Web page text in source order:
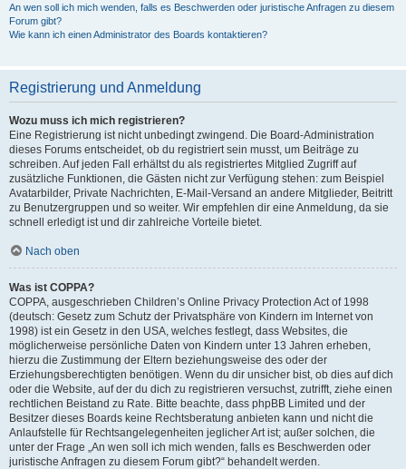
An wen soll ich mich wenden, falls es Beschwerden oder juristische Anfragen zu diesem
Forum gibt?
Wie kann ich einen Administrator des Boards kontaktieren?
Registrierung und Anmeldung
Wozu muss ich mich registrieren?
Eine Registrierung ist nicht unbedingt zwingend. Die Board-Administration
dieses Forums entscheidet, ob du registriert sein musst, um Beiträge zu
schreiben. Auf jeden Fall erhältst du als registriertes Mitglied Zugriff auf
zusätzliche Funktionen, die Gästen nicht zur Verfügung stehen: zum Beispiel
Avatarbilder, Private Nachrichten, E-Mail-Versand an andere Mitglieder, Beitritt
zu Benutzergruppen und so weiter. Wir empfehlen dir eine Anmeldung, da sie
schnell erledigt ist und dir zahlreiche Vorteile bietet.
Nach oben
Was ist COPPA?
COPPA, ausgeschrieben Children’s Online Privacy Protection Act of 1998
(deutsch: Gesetz zum Schutz der Privatsphäre von Kindern im Internet von
1998) ist ein Gesetz in den USA, welches festlegt, dass Websites, die
möglicherweise persönliche Daten von Kindern unter 13 Jahren erheben,
hierzu die Zustimmung der Eltern beziehungsweise des oder der
Erziehungsberechtigten benötigen. Wenn du dir unsicher bist, ob dies auf dich
oder die Website, auf der du dich zu registrieren versuchst, zutrifft, ziehe einen
rechtlichen Beistand zu Rate. Bitte beachte, dass phpBB Limited und der
Besitzer dieses Boards keine Rechtsberatung anbieten kann und nicht die
Anlaufstelle für Rechtsangelegenheiten jeglicher Art ist; außer solchen, die
unter der Frage „An wen soll ich mich wenden, falls es Beschwerden oder
juristische Anfragen zu diesem Forum gibt?“ behandelt werden.